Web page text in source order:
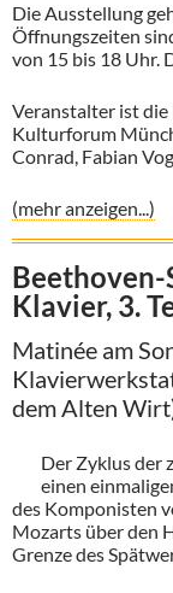
Die Ausstellung
Öffnungszeiten
von 15 bis 18 Uhr.
Veranstalter ist die
Kulturforum
Conrad, Fabian
(mehr anzeigen...)
Klavier, 3.
Matinée am
dem Alten
Der Zyklus der
einen
des Komponisten
Mozarts über den
Grenze des